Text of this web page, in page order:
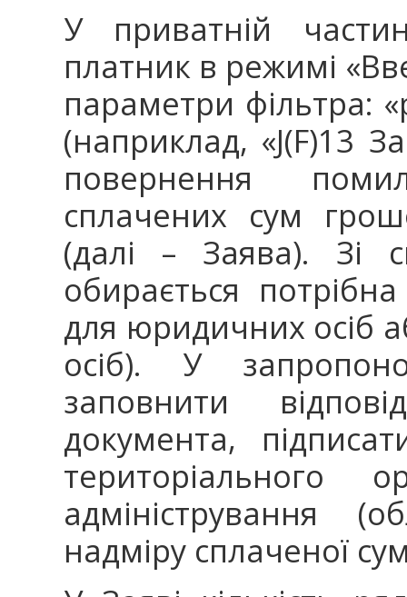
У приватній
платник в режимі
параметри фільтра:
(наприклад, «J(F)13
повернення
сплачених сум
(далі – Заява). Зі
обирається
для юридичних осіб
осіб). У
заповнити
документа,
адміністрування
надміру сплаченої